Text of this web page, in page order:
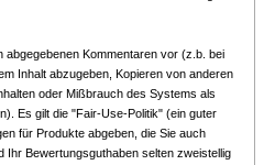
abgegebenen Kommentaren vor (z.b. bei
Inhalt abzugeben, Kopieren von anderen
oder Mißbrauch des Systems als
Es gilt die "Fair-Use-Politik" (ein guter
für Produkte abgeben, die Sie auch
Ihr Bewertungsguthaben selten zweistellig